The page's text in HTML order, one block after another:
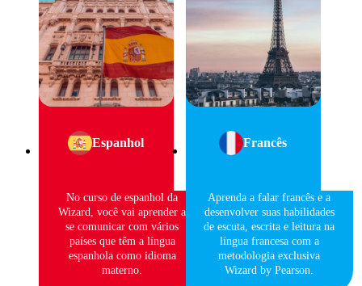
Espanhol
No curso de espanhol da
Wizard, você vai aprender a
se comunicar com vários
países que têm a língua
espanhola como idioma
materno.
Francês
Aprenda a falar francês e a
desenvolver suas habilidades
de escuta, escrita e leitura na
língua francesa com a
metodologia exclusiva
Wizard by Pearson.